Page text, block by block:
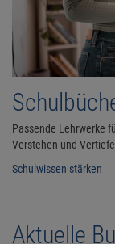
Passende Lehrwerke
Verstehen und
Schulwissen stärken
Aktuelle